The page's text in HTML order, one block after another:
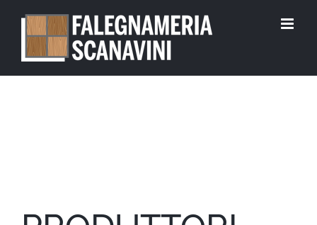
content